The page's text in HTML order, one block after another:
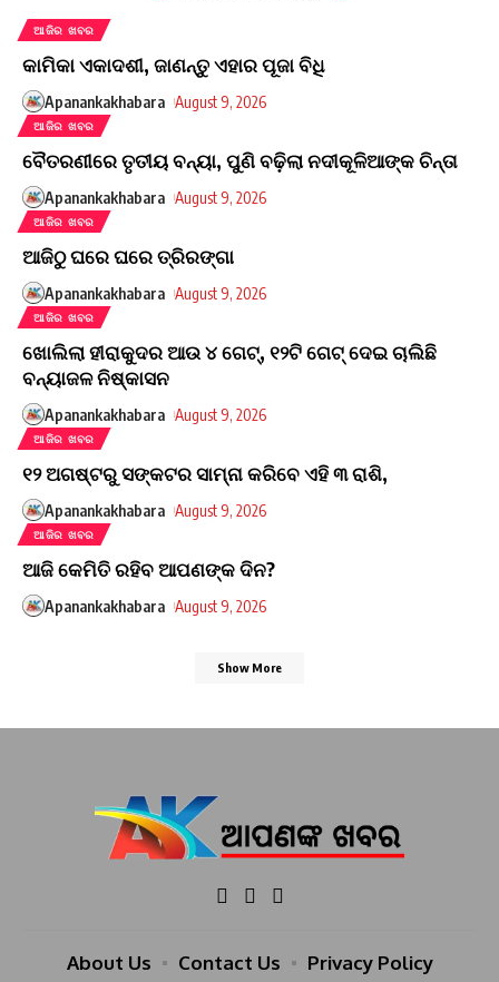
ଆଜିର ଖବର
କାମିକା ଏକାଦଶୀ, ଜାଣନ୍ତୁ ଏହାର ପୂଜା ବିଧି
Apanankakhabara August 9, 2026
ଆଜିର ଖବର
ବୈତରଣୀରେ ତୃତୀୟ ବନ୍ୟା, ପୁଣି ବଢ଼ିଲା ନଦୀକୂଳିଆଙ୍କ ଚିନ୍ତା
Apanankakhabara August 9, 2026
ଆଜିର ଖବର
ଆଜିଠୁ ଘରେ ଘରେ ତ୍ରିରଙ୍ଗା
Apanankakhabara August 9, 2026
ଆଜିର ଖବର
ଖୋଲିଲା ହୀରାକୁଦର ଆଉ ୪ ଗେଟ୍, ୧୨ଟି ଗେଟ୍ ଦେଇ ଚାଲିଛି
ବନ୍ୟାଜଳ ନିଷ୍କାସନ
Apanankakhabara August 9, 2026
ଆଜିର ଖବର
୧୨ ଅଗଷ୍ଟରୁ ସଙ୍କଟର ସାମ୍ନା କରିବେ ଏହି ୩ ରାଶି,
Apanankakhabara August 9, 2026
ଆଜିର ଖବର
ଆଜି କେମିତି ରହିବ ଆପଣଙ୍କ ଦିନ?
Apanankakhabara August 9, 2026
Show More
About Us Contact Us Privacy Policy